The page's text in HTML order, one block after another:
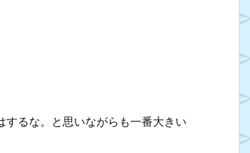
るな。と思いながらも一番大きい